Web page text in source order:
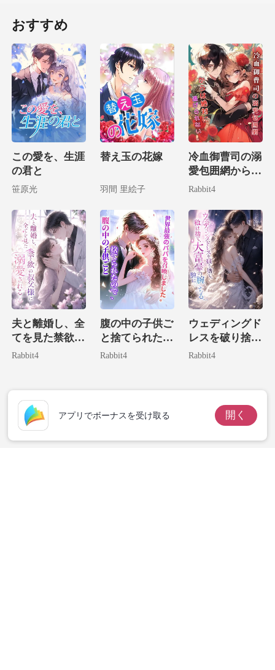
おすすめ
この愛を、生涯
の君と
笹原光
替え玉の花嫁
羽間 里絵子
冷血御曹司の溺
愛包囲網からは
絶対に逃げられ
Rabbit4
夫と離婚し、全
てを見た禁欲の
叔父様に溺愛さ
Rabbit4
腹の中の子供ご
と捨てられたの
で、世界最強の
Rabbit4
ウェディングド
レスを破り捨
て、私は大富豪
Rabbit4
アプリでボーナスを受け取る 開く